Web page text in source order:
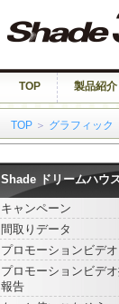
TOP 製品紹介
TOP ＞ グラフィック
Shade ドリームハウ
キャンペーン
間取りデータ
プロモーションビデオ
プロモーションビデ
報告